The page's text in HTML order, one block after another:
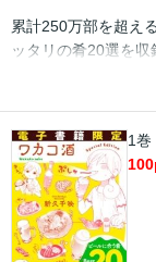
累計250万部を超え
ッタリの肴20選を
取りやすい「初め
千映先生が描き下ろ
1巻
100